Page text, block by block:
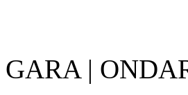
GARA |